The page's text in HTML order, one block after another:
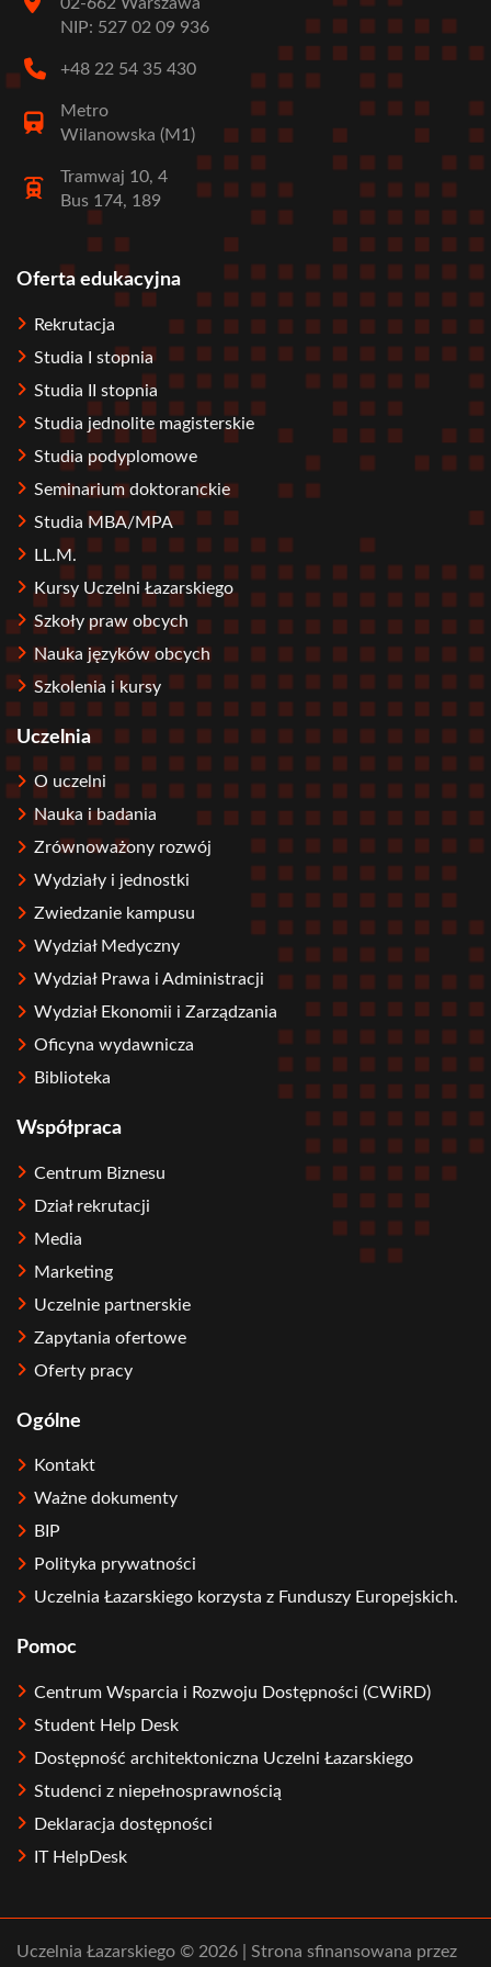
02-662 Warszawa
NIP: 527 02 09 936
+48 22 54 35 430
Metro
Wilanowska (M1)
Tramwaj 10, 4
Bus 174, 189
Stopka
Oferta edukacyjna
Rekrutacja
Studia I stopnia
Studia II stopnia
Studia jednolite magisterskie
Studia podyplomowe
Seminarium doktoranckie
Studia MBA/MPA
LL.M.
Kursy Uczelni Łazarskiego
Szkoły praw obcych
Nauka języków obcych
Szkolenia i kursy
Uczelnia
O uczelni
Nauka i badania
Zrównoważony rozwój
Wydziały i jednostki
Zwiedzanie kampusu
Wydział Medyczny
Wydział Prawa i Administracji
Wydział Ekonomii i Zarządzania
Oficyna wydawnicza
Biblioteka
Współpraca
Centrum Biznesu
Dział rekrutacji
Media
Marketing
Uczelnie partnerskie
Zapytania ofertowe
Oferty pracy
Ogólne
Kontakt
Ważne dokumenty
BIP
Polityka prywatności
Uczelnia Łazarskiego korzysta z Funduszy Europejskich.
Pomoc
Centrum Wsparcia i Rozwoju Dostępności (CWiRD)
Student Help Desk
Dostępność architektoniczna Uczelni Łazarskiego
Studenci z niepełnosprawnością
Deklaracja dostępności
IT HelpDesk
Uczelnia Łazarskiego © 2026 | Strona sfinansowana przez